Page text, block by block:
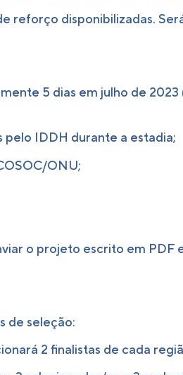
reforço disponibilizadas.
5 dias em julho de
IDDH durante a estadia;
ONU;
o projeto escrito em PDF
de seleção:
2 finalistas de cada